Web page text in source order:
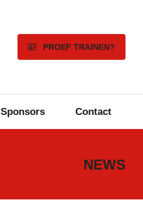
PROEF TRAINEN?
Sponsors Contact
NEWS